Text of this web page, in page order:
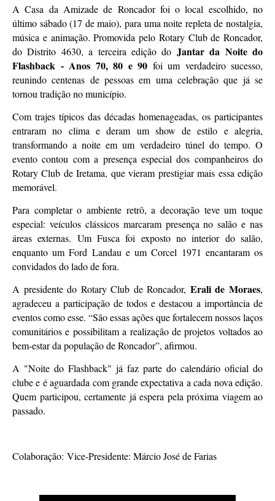
A Casa da Amizade de Roncador foi o local escolhido, no
último sábado (17 de maio), para uma noite repleta de nostalgia,
música e animação. Promovida pelo Rotary Club de Roncador,
do Distrito 4630, a terceira edição do Jantar da Noite do
Flashback - Anos 70, 80 e 90 foi um verdadeiro sucesso,
reunindo centenas de pessoas em uma celebração que já se
tornou tradição no município.
Com trajes típicos das décadas homenageadas, os participantes
entraram no clima e deram um show de estilo e alegria,
transformando a noite em um verdadeiro túnel do tempo. O
evento contou com a presença especial dos companheiros do
Rotary Club de Iretama, que vieram prestigiar mais essa edição
memorável.
Para completar o ambiente retrô, a decoração teve um toque
especial: veículos clássicos marcaram presença no salão e nas
áreas externas. Um Fusca foi exposto no interior do salão,
enquanto um Ford Landau e um Corcel 1971 encantaram os
convidados do lado de fora.
A presidente do Rotary Club de Roncador, Erali de Moraes,
agradeceu a participação de todos e destacou a importância de
eventos como esse. “São essas ações que fortalecem nossos laços
comunitários e possibilitam a realização de projetos voltados ao
bem-estar da população de Roncador”, afirmou.
A "Noite do Flashback" já faz parte do calendário oficial do
clube e é aguardada com grande expectativa a cada nova edição.
Quem participou, certamente já espera pela próxima viagem ao
passado.
Colaboração: Vice-Presidente: Márcio José de Farias